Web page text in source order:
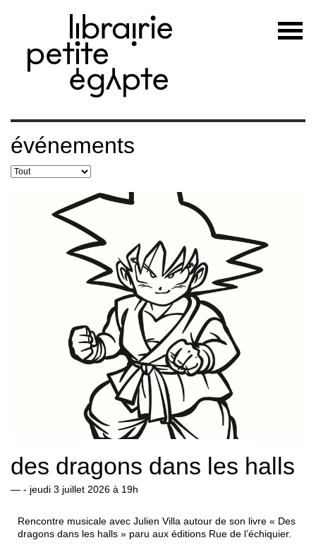
événements
des dragons dans les halls
— - jeudi 3 juillet 2026 à 19h
Rencontre musicale avec Julien Villa autour de son livre « Des
dragons dans les halls » paru aux éditions Rue de l’échiquier.